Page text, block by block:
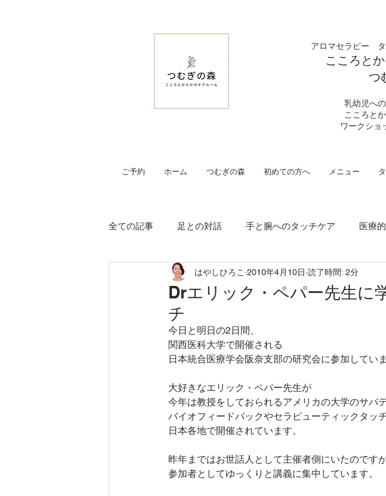
アロマセラピー
こころと
つ
乳幼児へ
こころと
ワークシ
ご予約 ホーム つむぎの森 初めての方へ メニュー
全ての記事 足との対話 手と腕へのタッチケア 医療
loving field 徒然に からだ ホリスティックリフ
ホリスティックアロマセラピー
アロマセラピー 不登校のお子様のお母さんのほっとひと
Drエリック・ペパー先生に
チ
はやしひろこ 2010年4月10日 読了時間: 2分
今日と明日の2日間、
関西医科大学で開催される
日本統合医療学会阪奈支部の研究会に参加していま
大好きなエリック・ペパー先生が
今年は教授をしておられるアメリカの大学のサバ
バイオフィードバックやセラピューティックタッ
日本各地で開催されています。
昨年まではお世話人として主催者側にいたのです
参加者としてゆっくりと講義に集中しています。